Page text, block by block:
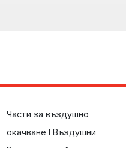
Части за въздушно
окачване | Въздушни